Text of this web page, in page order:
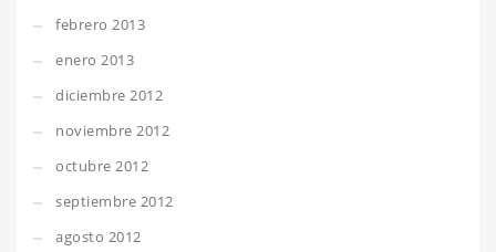
febrero 2013
enero 2013
diciembre 2012
noviembre 2012
octubre 2012
septiembre 2012
agosto 2012